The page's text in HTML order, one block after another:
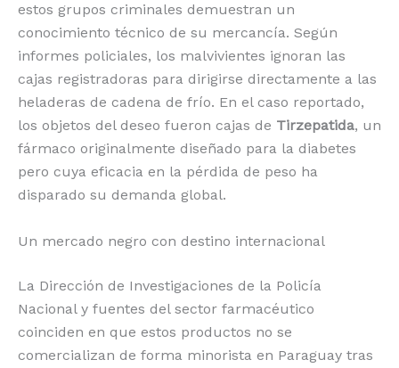
estos grupos criminales demuestran un
conocimiento técnico de su mercancía. Según
informes policiales, los malvivientes ignoran las
cajas registradoras para dirigirse directamente a las
heladeras de cadena de frío. En el caso reportado,
los objetos del deseo fueron cajas de Tirzepatida, un
fármaco originalmente diseñado para la diabetes
pero cuya eficacia en la pérdida de peso ha
disparado su demanda global.
Un mercado negro con destino internacional
La Dirección de Investigaciones de la Policía
Nacional y fuentes del sector farmacéutico
coinciden en que estos productos no se
comercializan de forma minorista en Paraguay tras